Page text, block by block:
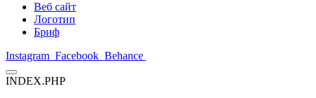
Веб сайт
Логотип
Бриф
Instagram Facebook Behance
INDEX.PHP